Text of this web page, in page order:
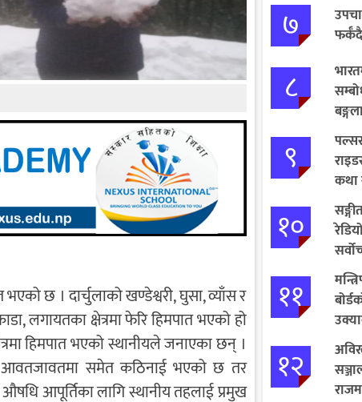
छ । दार्चुलाको खण्डेश्वरी, घुसा, व्याँस र
लगायतका क्षेत्रमा फेरि हिमपात भएको हो
हिमपात भएको स्थानीयले जनाएका छन् ।
आवतजावतमा समेत कठिनाई भएको छ तर
आपूर्तिका लागि स्थानीय तहलाई प्रमुख
७
८
९
कथा
१०
११
१२